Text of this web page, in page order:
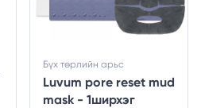
Luvum pore reset mud
mask - 1ширхэг
Бүх төрлийн арьс